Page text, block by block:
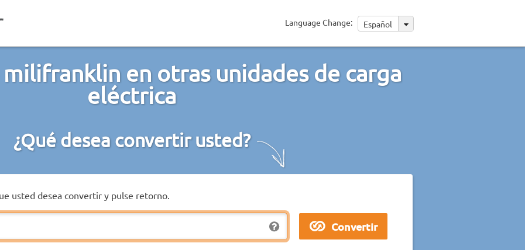
Language Change: Español
en otras unidades de carga
eléctrica
¿Qué desea convertir usted?
usted desea convertir y pulse retorno.